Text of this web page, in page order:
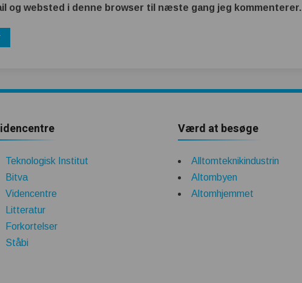
og websted i denne browser til næste gang jeg kommenterer.
Teknologisk Institut
Bitva
Videncentre
Litteratur
Forkortelser
Ståbi
Værd at besøge
Alltomteknikindustrin
Altombyen
Altomhjemmet